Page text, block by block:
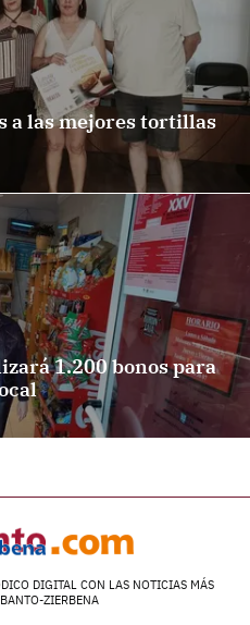
a las mejores tortillas
1.200 bonos para
DIGITAL CON LAS NOTICIAS MÁS
ZIERBENA